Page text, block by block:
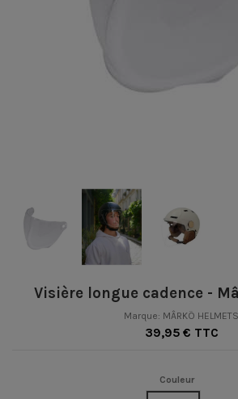
Visière longue cadence -
Marque: MÂRKÖ HELMETS
39,95 € TTC
Couleur